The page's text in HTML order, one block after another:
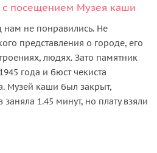
с посещением Музея каши
нам не понравились. Не
представления о городе, его
людях. Зато памятник
года и бюст чекиста
Музей каши был закрыт,
заняла 1.45 минут, но плату взяли